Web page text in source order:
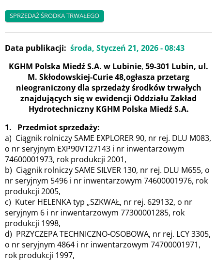
SPRZEDAŻ ŚRODKA TRWAŁEGO
Data publikacji
środa, Styczeń 21, 2026 - 08:43
KGHM Polska Miedź S.A. w Lubinie, 59-301 Lubin, ul.
M. Skłodowskiej-Curie 48,ogłasza przetarg
nieograniczony dla sprzedaży środków trwałych
znajdujących się w ewidencji Oddziału Zakład
Hydrotechniczny KGHM Polska Miedź S.A.
1. Przedmiot sprzedaży:
a) Ciągnik rolniczy SAME EXPLORER 90, nr rej. DLU M083,
o nr seryjnym EXP90VT27143 i nr inwentarzowym
74600001973, rok produkcji 2001,
b) Ciągnik rolniczy SAME SILVER 130, nr rej. DLU M655, o
nr seryjnym 5496 i nr inwentarzowym 74600001976, rok
produkcji 2005,
c) Kuter HELENKA typ „SZKWAŁ, nr rej. 629132, o nr
seryjnym 6 i nr inwentarzowym 77300001285, rok
produkcji 1998,
d) PRZYCZEPA TECHNICZNO-OSOBOWA, nr rej. LCY 3305,
o nr seryjnym 4864 i nr inwentarzowym 74700001971,
rok produkcji 1997,